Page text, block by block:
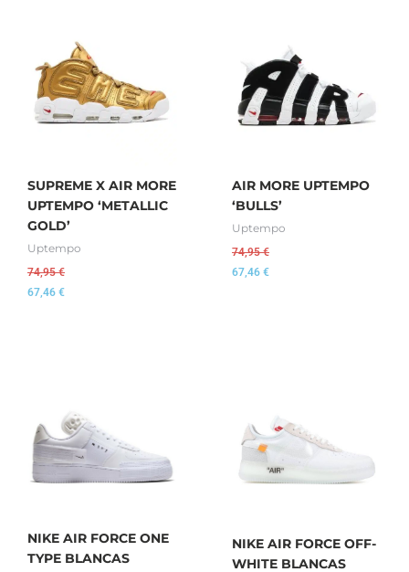
SUPREME X AIR MORE
UPTEMPO ‘METALLIC
GOLD’
Uptempo
74,95€
67,46 €
AIR MORE UPTEMPO
‘BULLS’
Uptempo
74,95€
67,46 €
NIKE AIR FORCE ONE
TYPE BLANCAS
NIKE AIR FORCE OFF-
WHITE BLANCAS